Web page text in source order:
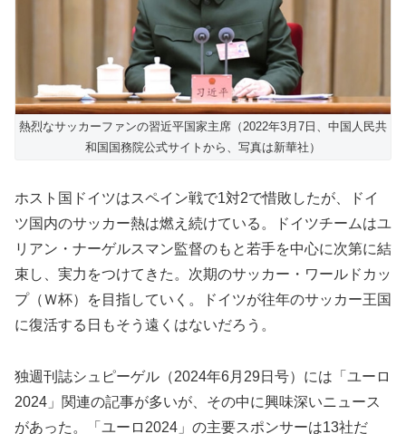
熱烈なサッカーファンの習近平国家主席（2022年3月7日、中国人民共
和国国務院公式サイトから、写真は新華社）
ホスト国ドイツはスペイン戦で1対2で惜敗したが、ドイ
ツ国内のサッカー熱は燃え続けている。ドイツチームはユ
リアン・ナーゲルスマン監督のもと若手を中心に次第に結
束し、実力をつけてきた。次期のサッカー・ワールドカッ
プ（Ｗ杯）を目指していく。ドイツが往年のサッカー王国
に復活する日もそう遠くはないだろう。
独週刊誌シュピーゲル（2024年6月29日号）には「ユーロ
2024」関連の記事が多いが、その中に興味深いニュース
があった。「ユーロ2024」の主要スポンサーは13社だ